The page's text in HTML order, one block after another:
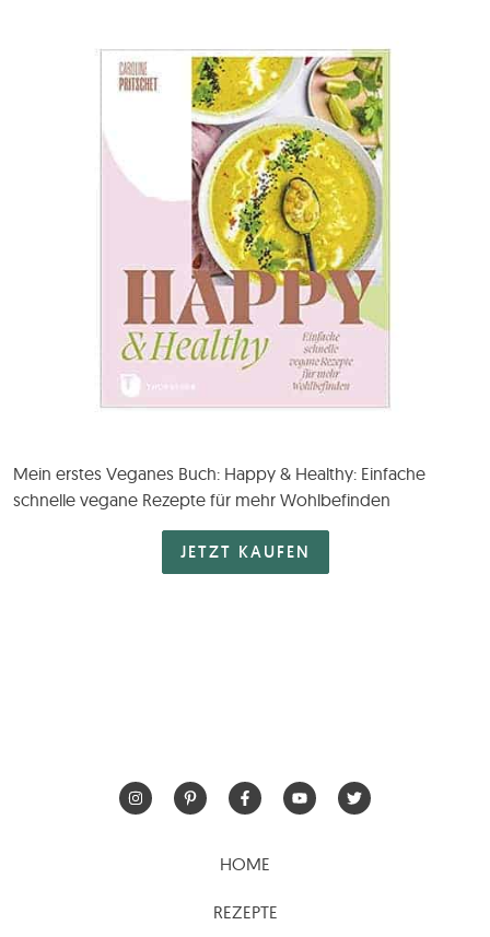
Mein erstes Veganes Buch: Happy & Healthy: Einfache
schnelle vegane Rezepte für mehr Wohlbefinden
JETZT KAUFEN
HOME
REZEPTE